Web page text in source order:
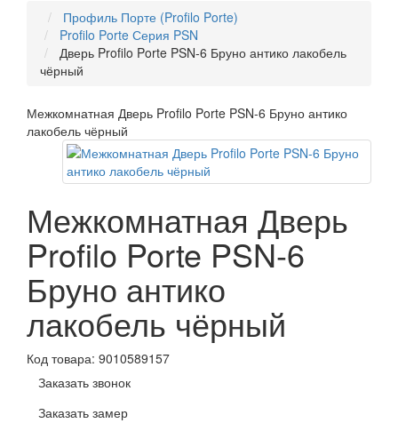
Профиль Порте (Profilo Porte)
Profilo Porte Серия PSN
Дверь Profilo Porte PSN-6 Бруно антико лакобель
чёрный
Межкомнатная Дверь Profilo Porte PSN-6 Бруно антико
лакобель чёрный
Межкомнатная Дверь
Profilo Porte PSN-6
Бруно антико
лакобель чёрный
Код товара: 9010589157
Заказать звонок
Заказать замер